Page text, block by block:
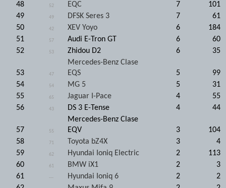
48 52
EQC
7
101
49
49 DFSK Seres 3 7
61
50
42 XEV Yoyo 6
184
51
57 Audi E-Tron GT 6
60
52
53 Zhidou D2 6 35
53 47
Mercedes-Benz Clase
EQS
5
99
54
54 MG 5 5
31
55
65 Jaguar I-Pace 4
55
56
43 DS 3 E-Tense 4 44
57 55
Mercedes-Benz Clase
EQV
3
104
58
71 Toyota bZ4X 3
4
59
62 Hyundai Ioniq Electric 2
113
60
61 BMW iX1 2
3
61
--- Hyundai Ioniq 6 2
2